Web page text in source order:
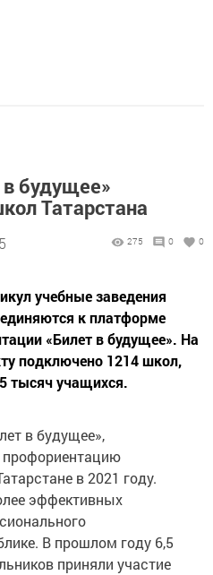
будущее»
Татарстана
275 0 0
учебные заведения
к платформе
«Билет в будущее». На
подключено 1214 школ,
тысяч учащихся.
в будущее»,
в 2021 году.
эффективных
В прошлом году 6,5
приняли участие